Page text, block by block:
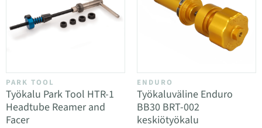
PARK TOOL
Työkalu Park Tool HTR-1
Headtube Reamer and
Facer
ENDURO
Työkaluväline Enduro
BB30 BRT-002
keskiötyökalu